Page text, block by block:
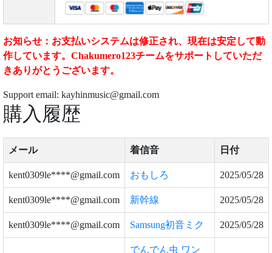
お知らせ：お支払いシステムは修正され、現在は安定して動
作しています。Chakumero123チームをサポートしていただ
きありがとうございます。
Support email: kayhinmusic@gmail.com
購入履歴
メール 着信音 日付
kent0309le****@gmail.com おもしろ 2025/05/28
kent0309le****@gmail.com 新幹線 2025/05/28
kent0309le****@gmail.com Samsung初音ミク 2025/05/28
でんでん虫 ワン